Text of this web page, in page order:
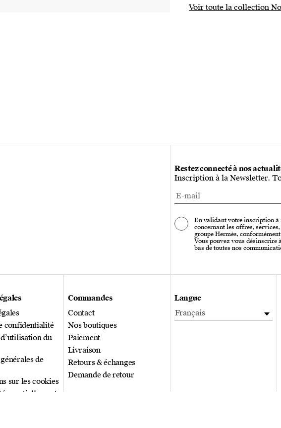
Voir toute la collection
Restez connecté à nos
Inscription à la Newsletter.
En validant votre inscription à
concernant les offres,
groupe Hermès,
Vous pouvez vous désinscrire
bas de toutes nos
confidentialité
du
de
sur les cookies
: partiellement
Commandes
Contact
Nos boutiques
Paiement
Livraison
Retours & échanges
Demande de retour
Langue
Français